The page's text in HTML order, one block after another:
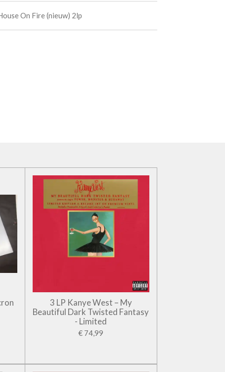
On Fire (nieuw) 2lp
3 LP Kanye West – My
Beautiful Dark Twisted Fantasy
- Limited
€ 74,99